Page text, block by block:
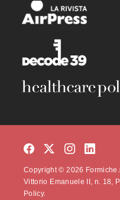
Copyright © 2026
Vittorio Emanuele II, n. 18,
Policy.